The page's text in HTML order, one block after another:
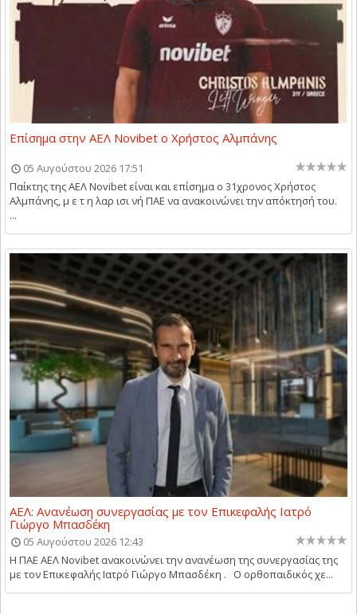
Επίσημα στην ΑΕΛ Novibet ο Χρήστος Αλμπάνης
05 Αυγούστου 2026 17:51
Παίκτης της ΑΕΛ Novibet είναι και επίσημα ο 31χρονος Χρήστος
Αλμπάνης, μ ε τ η λαρ ισι νή ΠΑΕ να ανακοινώνει την απόκτησή του.
...
ΑΕΛ: Ανανέωση συνεργασίας με τον Επικεφαλής Ιατρό
Γιώργο Μπασδέκη
05 Αυγούστου 2026 12:43
Η ΠΑΕ ΑΕΛ Novibet ανακοινώνει την ανανέωση της συνεργασίας της
με τον Επικεφαλής Ιατρό Γιώργο Μπασδέκη . Ο ορθοπαιδικός χε...